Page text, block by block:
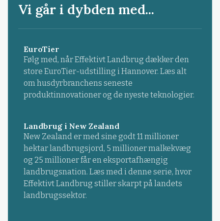
Vi går i dybden med...
EuroTier
Følg med, når Effektivt Landbrug dækker den
store EuroTier-udstilling i Hannover. Læs alt
om husdyrbranchens seneste
produktinnovationer og de nyeste teknologier.
Landbrug i New Zealand
New Zealand er med sine godt 11 millioner
hektar landbrugsjord, 5 millioner malkekvæg
og 25 millioner får en eksportafhængig
landbrugsnation. Læs med i denne serie, hvor
Effektivt Landbrug stiller skarpt på landets
landbrugssektor.